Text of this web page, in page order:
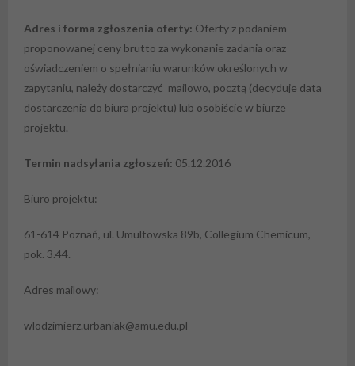
Adres i forma zgłoszenia oferty: Oferty z podaniem
proponowanej ceny brutto za wykonanie zadania oraz
oświadczeniem o spełnianiu warunków określonych w
zapytaniu, należy dostarczyć mailowo, pocztą (decyduje data
dostarczenia do biura projektu) lub osobiście w biurze
projektu.
Termin nadsyłania zgłoszeń: 05.12.2016
Biuro projektu:
61-614 Poznań, ul. Umultowska 89b, Collegium Chemicum,
pok. 3.44.
Adres mailowy:
wlodzimierz.urbaniak@amu.edu.pl